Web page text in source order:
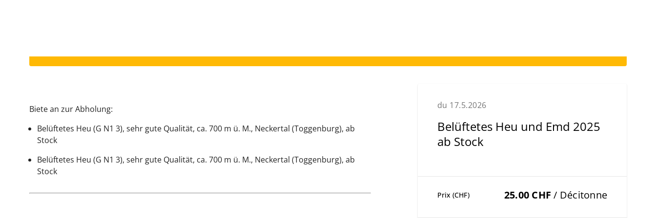
du 17.5.2026
Belüftetes Heu und Emd 2025
ab Stock
Prix (CHF) 25.00 CHF / Décitonne
Biete an zur Abholung:
Belüftetes Heu (G N1 3), sehr gute Qualität, ca. 700 m ü. M., Neckertal (Toggenburg), ab
Stock
Belüftetes Heu (G N1 3), sehr gute Qualität, ca. 700 m ü. M., Neckertal (Toggenburg), ab
Stock